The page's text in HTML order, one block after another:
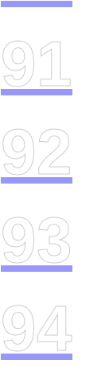
91
92
93
94